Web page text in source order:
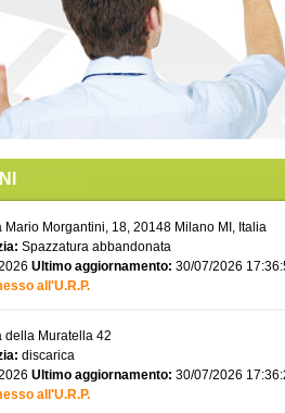
Mario Morgantini, 18, 20148 Milano MI, Italia
Spazzatura abbandonata
Ultimo aggiornamento: 30/07/2026
all'U.R.P.
della Muratella 42
discarica
Ultimo aggiornamento: 30/07/2026
all'U.R.P.